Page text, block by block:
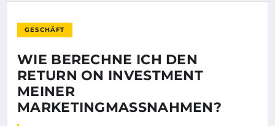
GESCHÄFT
WIE BERECHNE ICH DEN
RETURN ON INVESTMENT
MEINER
MARKETINGMASSNAHMEN?